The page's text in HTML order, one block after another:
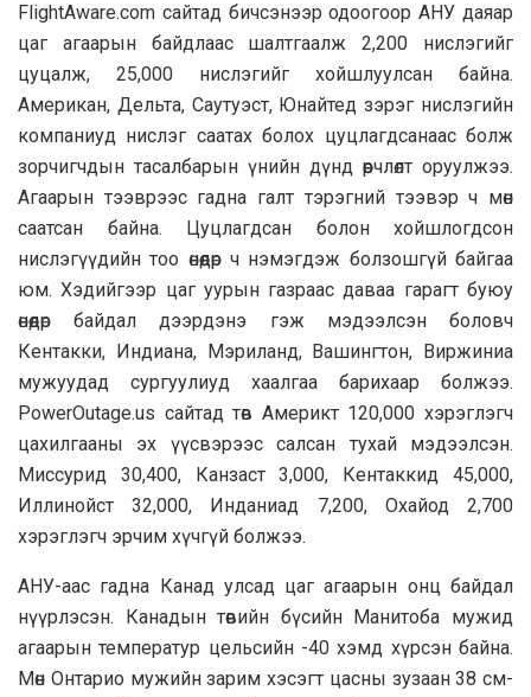
FlightAware.com сайтад бичсэнээр одоогоор АНУ даяар
цаг агаарын байдлаас шалтгаалж 2,200 нислэгийг
цуцалж, 25,000 нислэгийг хойшлуулсан байна.
Американ, Дельта, Саутуэст, Юнайтед зэрэг нислэгийн
компаниуд нислэг саатах болох цуцлагдсанаас болж
зорчигчдын тасалбарын үнийн дүнд өөрчлөлт оруулжээ.
Агаарын тээврээс гадна галт тэрэгний тээвэр ч мөн
саатсан байна. Цуцлагдсан болон хойшлогдсон
нислэгүүдийн тоо өнөөдөр ч нэмэгдэж болзошгүй байгаа
юм. Хэдийгээр цаг уурын газраас даваа гарагт буюу
өнөөдөр байдал дээрдэнэ гэж мэдээлсэн боловч
Кентакки, Индиана, Мэриланд, Вашингтон, Виржиниа
мужуудад сургуулиуд хаалгаа барихаар болжээ.
PowerOutage.us сайтад төв Америкт 120,000 хэрэглэгч
цахилгааны эх үүсвэрээс салсан тухай мэдээлсэн.
Миссурид 30,400, Канзаст 3,000, Кентаккид 45,000,
Иллинойст 32,000, Инданиад 7,200, Охайод 2,700
хэрэглэгч эрчим хүчгүй болжээ.
АНУ-аас гадна Канад улсад цаг агаарын онц байдал
нүүрлэсэн. Канадын төвийн бүсийн Манитоба мужид
агаарын температур цельсийн -40 хэмд хүрсэн байна.
Мөн Онтарио мужийн зарим хэсэгт цасны зузаан 38 см-